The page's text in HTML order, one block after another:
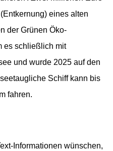
eines alten
der Grünen Öko-
es schließlich mit
und wurde 2025 auf den
Schiff kann bis
fahren.
Informationen wünschen,